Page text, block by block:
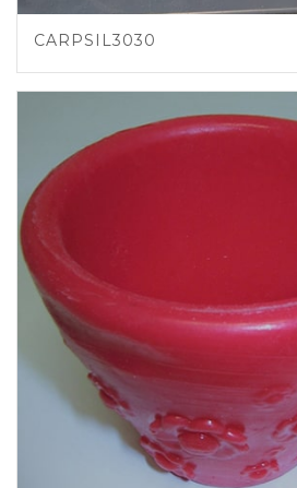
CARPSIL3030